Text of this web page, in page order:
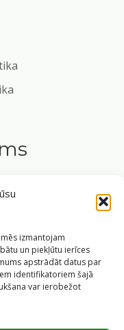
izmantojam
un piekļūtu ierīces
apstrādāt datus par
identifikatoriem šajā
var ierobežot
Rīgā |Pārpublicējot
pašvaldības